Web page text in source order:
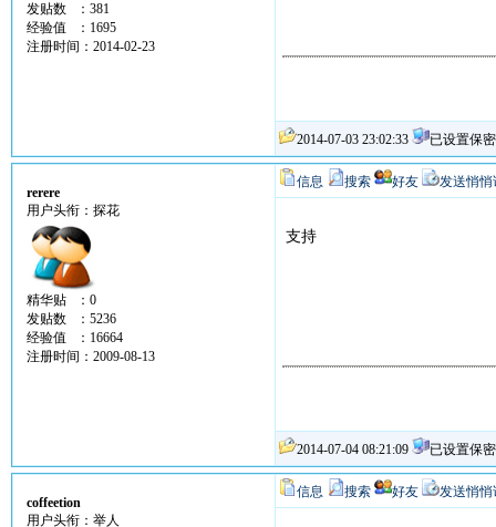
发贴数 ：381
经验值 ：1695
注册时间：2014-02-23
2014-07-03 23:02:33 已设置保密
rerere
用户头衔：探花
精华贴 ：0
发贴数 ：5236
经验值 ：16664
注册时间：2009-08-13
信息 搜索 好友 发送悄悄
支持
2014-07-04 08:21:09 已设置保密
coffeetion
用户头衔：举人
信息 搜索 好友 发送悄悄